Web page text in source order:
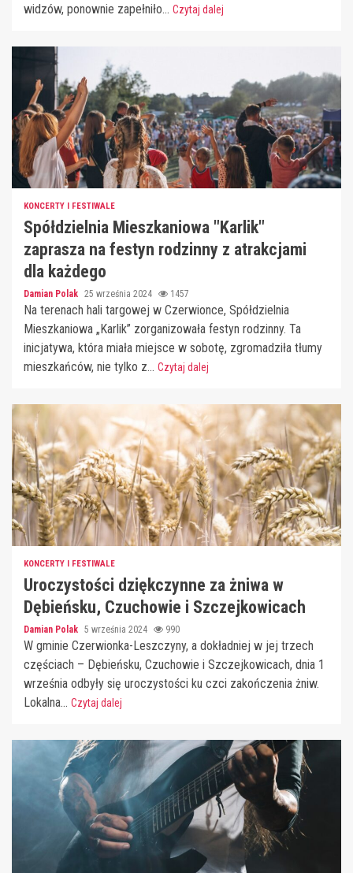
widzów, ponownie zapełniło... Czytaj dalej
KONCERTY I FESTIWALE
Spółdzielnia Mieszkaniowa "Karlik"
zaprasza na festyn rodzinny z atrakcjami
dla każdego
Damian Polak 25 września 2024 1457
Na terenach hali targowej w Czerwionce, Spółdzielnia
Mieszkaniowa „Karlik” zorganizowała festyn rodzinny. Ta
inicjatywa, która miała miejsce w sobotę, zgromadziła tłumy
mieszkańców, nie tylko z... Czytaj dalej
KONCERTY I FESTIWALE
Uroczystości dziękczynne za żniwa w
Dębieńsku, Czuchowie i Szczejkowicach
Damian Polak 5 września 2024 990
W gminie Czerwionka-Leszczyny, a dokładniej w jej trzech
częściach – Dębieńsku, Czuchowie i Szczejkowicach, dnia 1
września odbyły się uroczystości ku czci zakończenia żniw.
Lokalna... Czytaj dalej